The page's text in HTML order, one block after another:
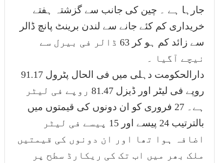
جارہا ہے ۔ چین کی جانب سے گزشتہ ہفتے
خریداری کم کئے جانے سے لندن برینٹ پانچ ڈالر
سے زائد کم ہو کر 63 ڈالر فی بیرل سے
نیچے آگیا ۔
دارالحکومت دہلی میں فی الحال پٹرول 91.17
روپے فی لیٹر اور ڈیزل 81.47 روپے فی لیٹر
ہے۔ 27 فروری کو ان دونوں کی قیمتوں میں
بالترتیب 24 پیسے اور 15 پیسے فی لیٹر
اضافہ ہوا تھا اور ان دونوں کی قیمتیں
ملک بھر میں اب تک کی ریکارڈ سطح پر